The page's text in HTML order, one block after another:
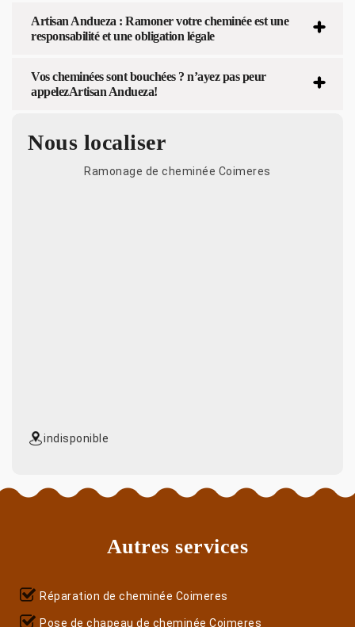
Artisan Andueza : Ramoner votre cheminée est une
responsabilité et une obligation légale
Vos cheminées sont bouchées ? n’ayez pas peur
appelezArtisan Andueza!
Nous localiser
Ramonage de cheminée Coimeres
indisponible
Autres services
Réparation de cheminée Coimeres
Pose de chapeau de cheminée Coimeres